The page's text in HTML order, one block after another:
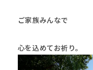
ご家族みんなで
心を込めてお祈り。